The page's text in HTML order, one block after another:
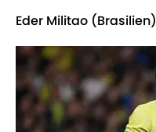
Eder Militao (Brasilien)